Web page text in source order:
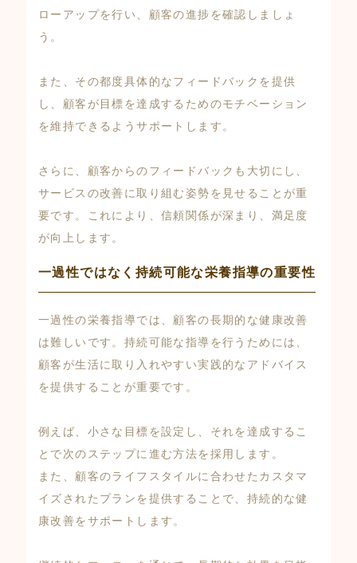
ローアップを行い、顧客の進捗を確認しましょ
う。
また、その都度具体的なフィードバックを提供
し、顧客が目標を達成するためのモチベーション
を維持できるようサポートします。
さらに、顧客からのフィードバックも大切にし、
サービスの改善に取り組む姿勢を見せることが重
要です。これにより、信頼関係が深まり、満足度
が向上します。
一過性ではなく持続可能な栄養指導の重要性
一過性の栄養指導では、顧客の長期的な健康改善
は難しいです。持続可能な指導を行うためには、
顧客が生活に取り入れやすい実践的なアドバイス
を提供することが重要です。
例えば、小さな目標を設定し、それを達成するこ
とで次のステップに進む方法を採用します。
また、顧客のライフスタイルに合わせたカスタマ
イズされたプランを提供することで、持続的な健
康改善をサポートします。